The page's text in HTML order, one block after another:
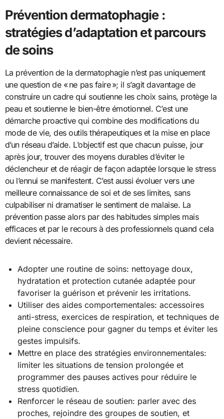
Prévention dermatophagie :
stratégies d’adaptation et parcours
de soins
La prévention de la dermatophagie n’est pas uniquement
une question de « ne pas faire »; il s’agit davantage de
construire un cadre qui soutienne les choix sains, protège la
peau et soutienne le bien-être émotionnel. C’est une
démarche proactive qui combine des modifications du
mode de vie, des outils thérapeutiques et la mise en place
d’un réseau d’aide. L’objectif est que chacun puisse, jour
après jour, trouver des moyens durables d’éviter le
déclencheur et de réagir de façon adaptée lorsque le stress
ou l’ennui se manifestent. C’est aussi évoluer vers une
meilleure connaissance de soi et de ses limites, sans
culpabiliser ni dramatiser le sentiment de malaise. La
prévention passe alors par des habitudes simples mais
efficaces et par le recours à des professionnels quand cela
devient nécessaire.
Adopter une routine de soins: nettoyage doux,
hydratation et protection cutanée adaptée pour
favoriser la guérison et prévenir les irritations.
Utiliser des aides comportementales: accessoires
anti-stress, exercices de respiration, et techniques de
pleine conscience pour gagner du temps et éviter les
gestes impulsifs.
Mettre en place des stratégies environnementales:
limiter les situations de tension prolongée et
programmer des pauses actives pour réduire le
stress quotidien.
Renforcer le réseau de soutien: parler avec des
proches, rejoindre des groupes de soutien, et